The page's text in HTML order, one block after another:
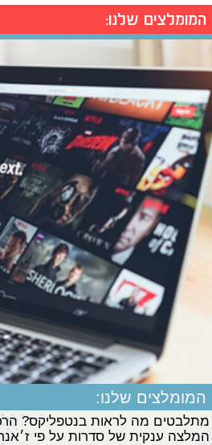
המומלצים שלנו:
המומלצים שלנו:
מתלבטים מה לראות בנטפליקס?
המלצה ענקית של סדרות על פי